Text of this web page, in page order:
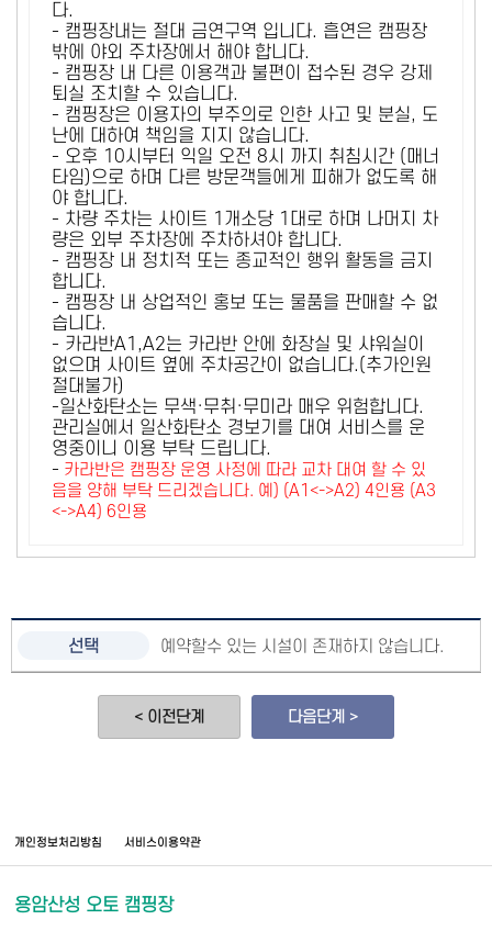
다.
- 캠핑장내는 절대 금연구역 입니다. 흡연은 캠핑장
밖에 야외 주차장에서 해야 합니다.
- 캠핑장 내 다른 이용객과 불편이 접수된 경우 강제
퇴실 조치할 수 있습니다.
- 캠핑장은 이용자의 부주의로 인한 사고 및 분실, 도
난에 대하여 책임을 지지 않습니다.
- 오후 10시부터 익일 오전 8시 까지 취침시간 (매너
타임)으로 하며 다른 방문객들에게 피해가 없도록 해
야 합니다.
- 차량 주차는 사이트 1개소당 1대로 하며 나머지 차
량은 외부 주차장에 주차하셔야 합니다.
- 캠핑장 내 정치적 또는 종교적인 행위 활동을 금지
합니다.
- 캠핑장 내 상업적인 홍보 또는 물품을 판매할 수 없
습니다.
- 카라반A1,A2는 카라반 안에 화장실 및 샤워실이
없으며 사이트 옆에 주차공간이 없습니다.(추가인원
절대불가)
-일산화탄소는 무색·무취·무미라 매우 위험합니다.
관리실에서 일산화탄소 경보기를 대여 서비스를 운
영중이니 이용 부탁 드립니다.
- 카라반은 캠핑장 운영 사정에 따라 교차 대여 할 수 있
음을 양해 부탁 드리겠습니다. 예) (A1<->A2) 4인용 (A3
<->A4) 6인용
예약할수 있는 시설이 존재하지 않습니다.
< 이전단계 다음단계 >
개인정보처리방침 서비스이용약관
용암산성 오토 캠핑장